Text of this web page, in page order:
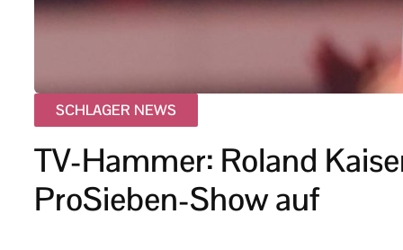
SCHLAGER NEWS
TV-Hammer: Roland
ProSieben-Show auf